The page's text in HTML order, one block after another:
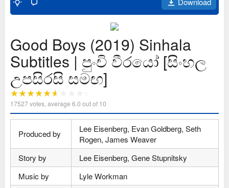
Good Boys (2019) Sinhala
Subtitles | පුංචි වීරයෝ [සිංහල
උපසිරසි සමඟ]
17527votes, average 6.0 out of 10
Produced by
Lee Eisenberg, Evan Goldberg, Seth
Rogen, James Weaver
Story by
Lee Eisenberg, Gene Stupnitsky
Music by
Lyle Workman